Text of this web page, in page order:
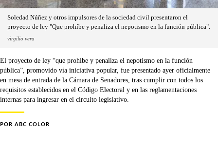
Soledad Núñez y otros impulsores de la sociedad civil presentaron el
proyecto de ley "Que prohíbe y penaliza el nepotismo en la función pública".
virgilio vera
El proyecto de ley “que prohibe y penaliza el nepotismo en la función
pública”, promovido vía iniciativa popular, fue presentado ayer oficialmente
en mesa de entrada de la Cámara de Senadores, tras cumplir con todos los
requisitos establecidos en el Código Electoral y en las reglamentaciones
internas para ingresar en el circuito legislativo.
POR ABC COLOR